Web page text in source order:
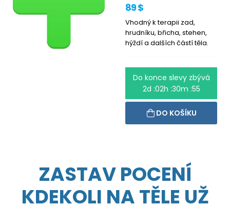
89 $
Vhodný k terapii zad,
hrudníku, břicha, stehen,
hýždí a dalších částí těla.
Do konce slevy zbývá
2d :02h :30m :55
DO KOŠÍKU
ZASTAV POCENÍ
KDEKOLI NA TĚLE UŽ